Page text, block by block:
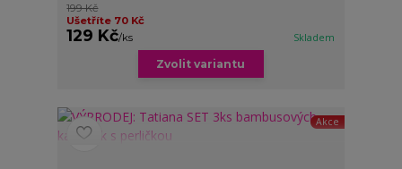
199 Kč
Ušetříte 70 Kč
129 Kč/ks Skladem
Zvolit variantu
Akce